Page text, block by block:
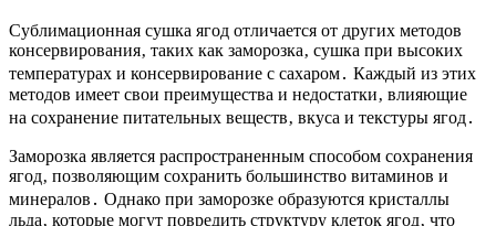
Сублимационная сушка ягод отличается от других методов
консервирования‚ таких как заморозка‚ сушка при высоких
температурах и консервирование с сахаром․ Каждый из этих
методов имеет свои преимущества и недостатки‚ влияющие
на сохранение питательных веществ‚ вкуса и текстуры ягод․
Заморозка является распространенным способом сохранения
ягод‚ позволяющим сохранить большинство витаминов и
минералов․ Однако при заморозке образуются кристаллы
льда‚ которые могут повредить структуру клеток ягод‚ что